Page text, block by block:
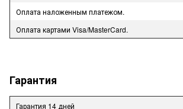
Оплата наложенным платежом.
Оплата картами Visa/MasterCard.
Гарантия
Гарантия 14 дней